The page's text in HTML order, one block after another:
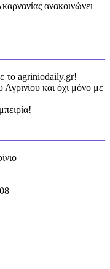
ανακοινώνει
το agriniodaily.gr!
και όχι μόνο με